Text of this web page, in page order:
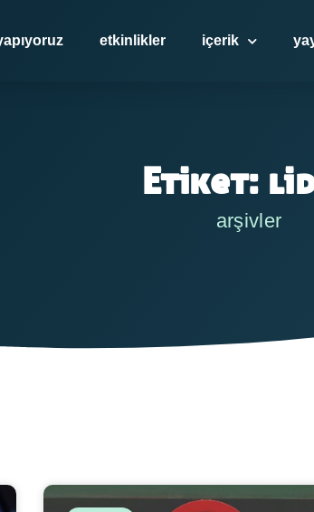
etkinlikler içerik
Etiket:
arşivler